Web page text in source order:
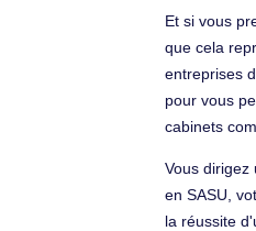
Et si vous
que cela
entreprises
pour vous
cabinets
Vous dirigez
en SASU,
la réussite